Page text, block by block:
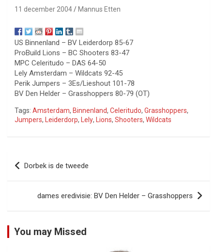
11 december 2004 Mannus Etten
US Binnenland – BV Leiderdorp 85-67
ProBuild Lions – BC Shooters 83-47
MPC Celeritudo – DAS 64-50
Lely Amsterdam – Wildcats 92-45
Perik Jumpers – 3Es/Lieshout 101-78
BV Den Helder – Grasshoppers 80-79 (OT)
Tags: Amsterdam, Binnenland, Celeritudo, Grasshoppers,
Jumpers, Leiderdorp, Lely, Lions, Shooters, Wildcats
Bericht
navigatie
Dorbek is de tweede
dames eredivisie: BV Den Helder – Grasshoppers
You may Missed